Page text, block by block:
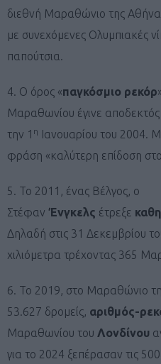
διεθνή Μαραθώνιο της
με συνεχόμενες Ολυμπιακές
παπούτσια.
4. Ο όρος «παγκόσμιο ρεκόρ
Μαραθωνίου έγινε
την 1 η Ιανουαρίου του 2004.
φράση «καλύτερη επίδοση
5. Το 2011, ένας Βέλγος, ο
Στέφαν Ένγκελς έτρεξε
Δηλαδή στις 31 Δεκεμβρίου
χιλιόμετρα τρέχοντας 365
6. Το 2019, στο Μαραθώνιο
53.627 δρομείς, αριθμός-
Μαραθωνίου του Λονδίνου
για το 2024 ξεπέρασαν τις